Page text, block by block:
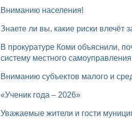
Вниманию населения!
Знаете ли вы, какие риски
В прокуратуре Коми объяснили, почему поддерживают законопроект о переходе на одноуровневую
систему местного самоуправления
Вниманию субъектов малого и
«Ученик года – 2026»
Уважаемые жители и гости